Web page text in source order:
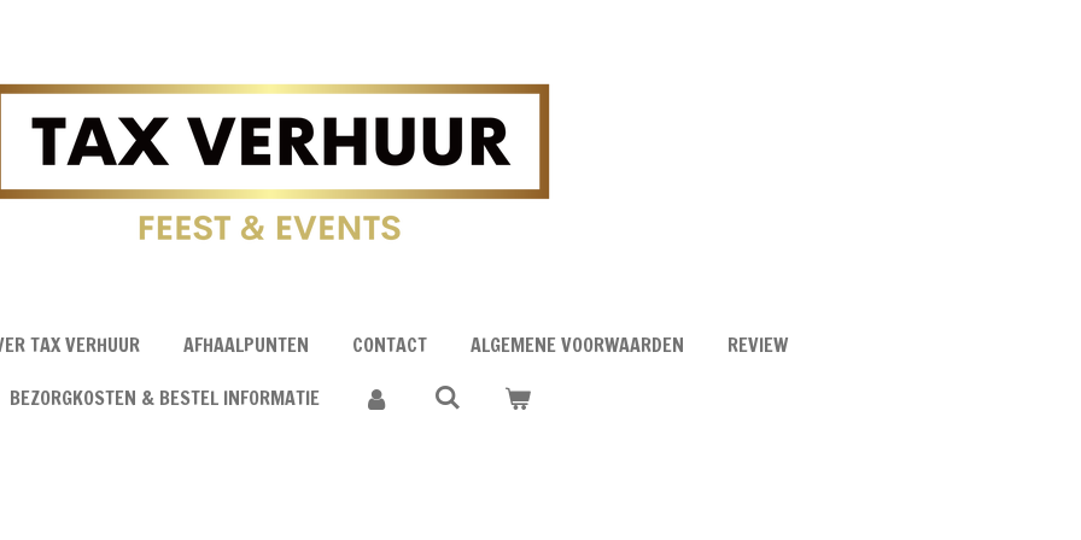
TAX VERHUUR AFHAALPUNTEN CONTACT ALGEMENE VOORWAARDEN
REVIEW
BEZORGKOSTEN & BESTEL INFORMATIE